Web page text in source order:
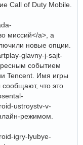
Call of Duty Mobile.
миссий</a>, а
новые опции.
glavny-j-sajt-
событием
Tencent. Имя игры
сообщают, что это
ustroystv-v-
режимом.
igry-lyubye-